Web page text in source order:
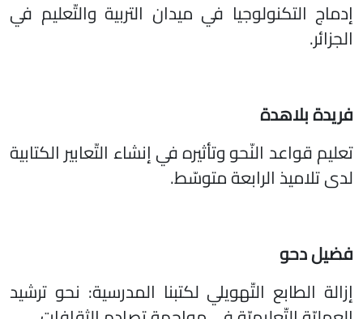
إدماج التكنولوجيا في ميدان التربية والتّعليم في
الجزائر.
فريدة بلاهدة
تعليم قواعد النّحو وتأثيره في إنشاء التّعابير الكتابية
لدى تلاميذ الرابعة متوسّط.
فضيل دحو
إزالة الطابع التّهويلي لكتبنا المدرسية: نحو ترشيد